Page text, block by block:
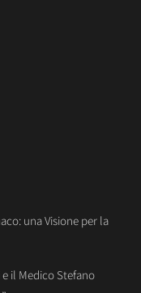
una Visione per la
il Medico Stefano